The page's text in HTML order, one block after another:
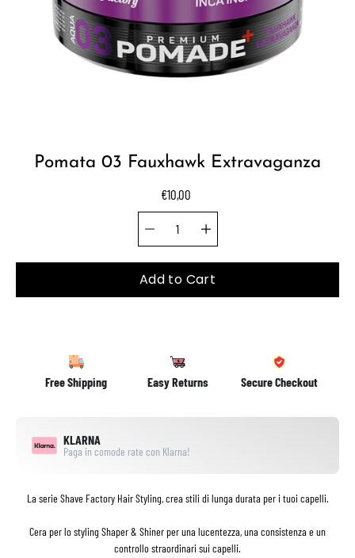
Pomata 03 Fauxhawk Extravaganza
€10,00
Select
Quantity selector
Add to Cart
Free Shipping Easy Returns Secure Checkout
KLARNA
Paga in comode rate con Klarna!
La serie Shave Factory Hair Styling, crea stili di lunga durata per i tuoi capelli.
Cera per lo styling Shaper & Shiner per una lucentezza, una consistenza e un
controllo straordinari sui capelli.